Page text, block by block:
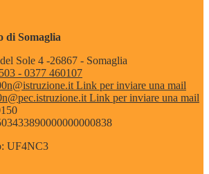
di Somaglia
Sole 4 -26867 - Somaglia
- 0377 460107
Link per inviare una mail
Link per inviare una mail
UF4NC3